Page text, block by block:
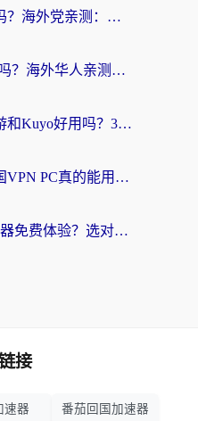
雷神手游和回国好用吗？海外党亲测：选对加速器才能无缝刷剧打游戏
Quickback和旋风好用吗？海外华人亲测：选对回国加速器才能无缝看央视5
海外党必看：雷神手游和Kuyo好用吗？3款回国加速器实测+避坑指南
海外党必看：免费回国VPN PC真的能用？附国内高速VPN选择全攻略
海外党必看：vpn加速器免费体验？选对回国加速器才能无缝刷国内剧玩国服
接
速器 番茄回国加速器